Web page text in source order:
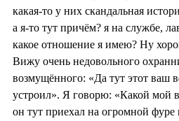
какая-то у них скандальная
а я-то тут причём? я на службе,
какое отношение я имею? Ну
Вижу очень недовольного
возмущённого: «Да тут этот ваш
устроил». Я говорю: «Какой мой
он тут приехал на огромной фуре